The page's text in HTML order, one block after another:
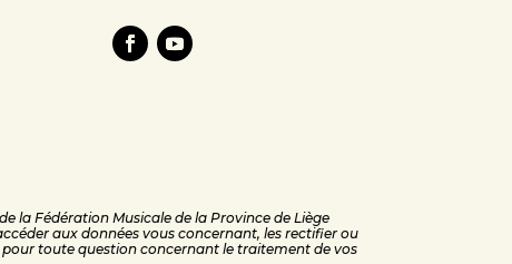
la Fédération Musicale de la Province de Liège
aux données vous concernant, les rectifier ou
toute question concernant le traitement de vos